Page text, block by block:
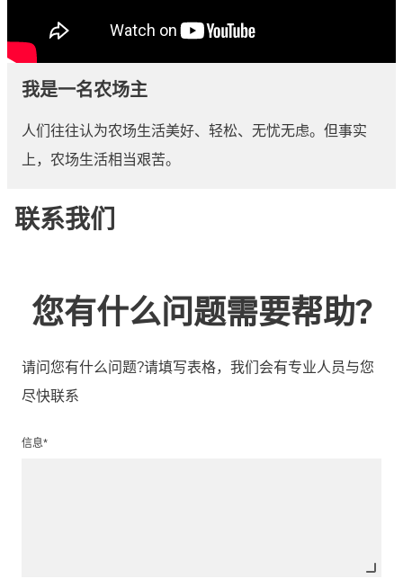
我是一名农场主
人们往往认为农场生活美好、轻松、无忧无虑。但事实
上，农场生活相当艰苦。
联系我们
您有什么问题需要帮助?
请问您有什么问题?请填写表格，我们会有专业人员与您
尽快联系
信息*